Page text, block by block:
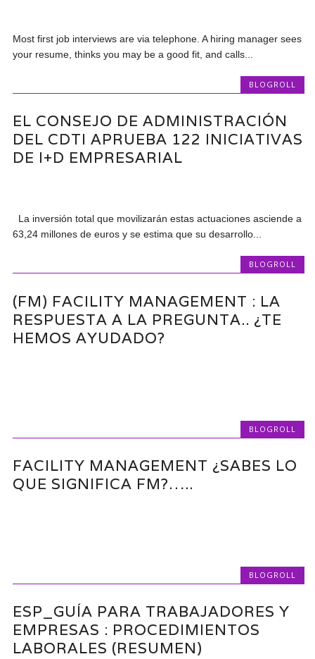
Most first job interviews are via telephone. A hiring manager sees
your resume, thinks you may be a good fit, and calls...
BLOGROLL
EL CONSEJO DE ADMINISTRACIÓN
DEL CDTI APRUEBA 122 INICIATIVAS
DE I+D EMPRESARIAL
La inversión total que movilizarán estas actuaciones asciende a
63,24 millones de euros y se estima que su desarrollo...
BLOGROLL
(FM) FACILITY MANAGEMENT : LA
RESPUESTA A LA PREGUNTA.. ¿TE
HEMOS AYUDADO?
BLOGROLL
FACILITY MANAGEMENT ¿SABES LO
QUE SIGNIFICA FM?…..
BLOGROLL
ESP_GUÍA PARA TRABAJADORES Y
EMPRESAS : PROCEDIMIENTOS
LABORALES (RESUMEN)